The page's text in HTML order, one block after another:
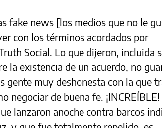
fake news [los medios que no le
con los términos acordados por
Social. Lo que dijeron, incluida
la existencia de un acuerdo, no
gente muy deshonesta con la que
negociar de buena fe. ¡INCREÍBLE!
lanzaron anoche contra barcos